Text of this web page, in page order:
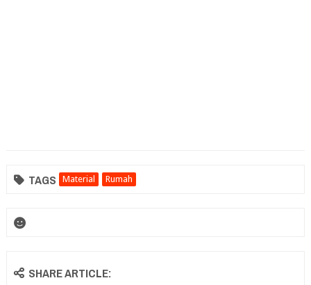
TAGS Material Rumah
SHARE ARTICLE: